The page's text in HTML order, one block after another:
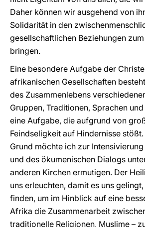
Daher können wir ausgehend von
Solidarität in den
gesellschaftlichen Beziehungen
bringen.
Eine besondere Aufgabe der
afrikanischen Gesellschaften
des Zusammenlebens
Gruppen, Traditionen, Sprachen
eine Aufgabe, die aufgrund von
Feindseligkeit auf Hindernisse
Grund möchte ich zur
und des ökumenischen Dialogs
anderen Kirchen ermutigen. Der
uns erleuchten, damit es uns
finden, um im Hinblick auf eine
Afrika die Zusammenarbeit
traditionelle Religionen, Muslime –